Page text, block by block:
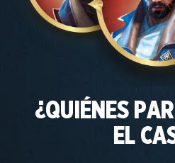
¿QUIÉNES
EL